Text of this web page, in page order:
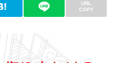
URL
COPY